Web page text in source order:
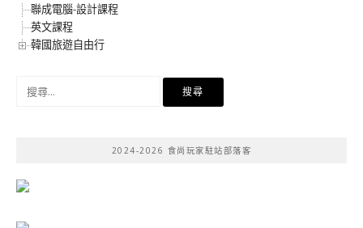
聯成電腦-設計課程
英文課程
韓國旅遊自由行
2024-2026 食尚玩家駐站部落客